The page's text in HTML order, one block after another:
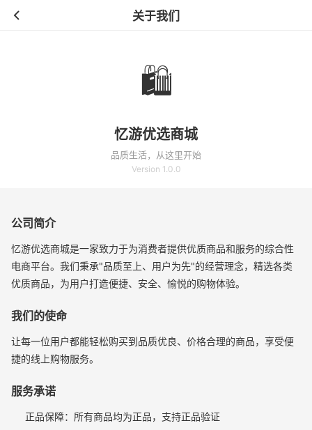
关于我们
🛍️
忆游优选商城
品质生活，从这里开始
Version 1.0.0
公司简介
忆游优选商城是一家致力于为消费者提供优质商品和服务的综合性
电商平台。我们秉承"品质至上、用户为先"的经营理念，精选各类
优质商品，为用户打造便捷、安全、愉悦的购物体验。
我们的使命
让每一位用户都能轻松购买到品质优良、价格合理的商品，享受便
捷的线上购物服务。
服务承诺
正品保障：所有商品均为正品，支持正品验证